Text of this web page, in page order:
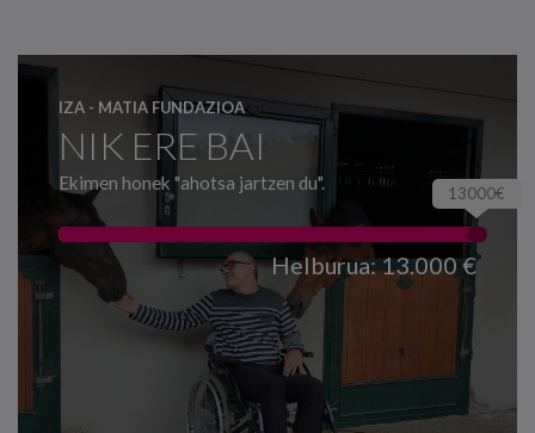
IZA - MATIA FUNDAZIOA
NIK ERE BAI
Ekimen honek "ahotsa jartzen du".
13000€
Helburua: 13.000 €